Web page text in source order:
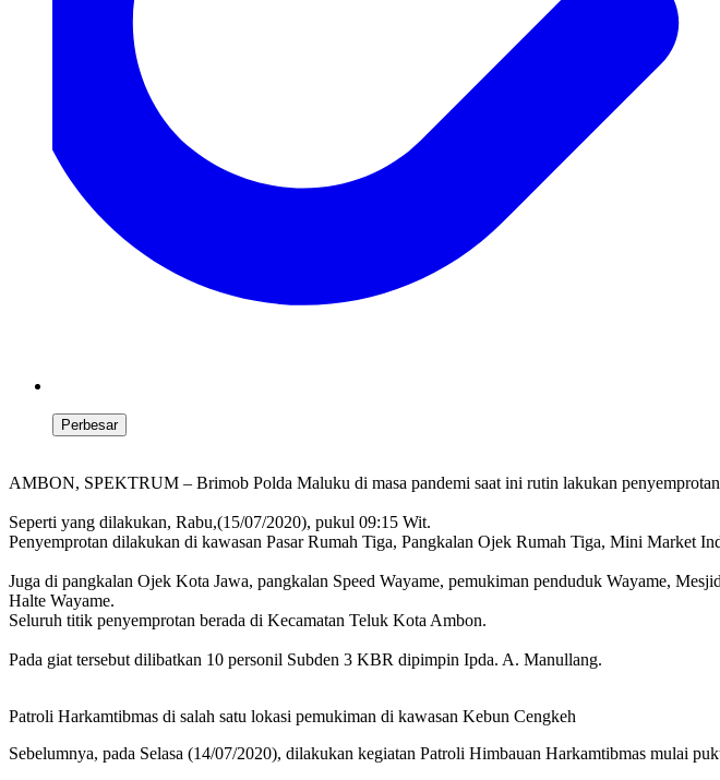
Perbesar
AMBON, SPEKTRUM – Brimob Polda Maluku di masa pandemi saat ini rutin lakukan
Seperti yang dilakukan, Rabu,(15/07/2020), pukul 09:15 Wit.
Penyemprotan dilakukan di kawasan Pasar Rumah Tiga, Pangkalan Ojek Rumah Tiga, Mini Market
Juga di pangkalan Ojek Kota Jawa, pangkalan Speed Wayame, pemukiman penduduk Wayame,
Halte Wayame.
Seluruh titik penyemprotan berada di Kecamatan Teluk Kota Ambon.
Pada giat tersebut dilibatkan 10 personil Subden 3 KBR dipimpin Ipda. A. Manullang.
Patroli Harkamtibmas di salah satu lokasi pemukiman di kawasan Kebun Cengkeh
Sebelumnya, pada Selasa (14/07/2020), dilakukan kegiatan Patroli Himbauan Harkamtibmas mulai